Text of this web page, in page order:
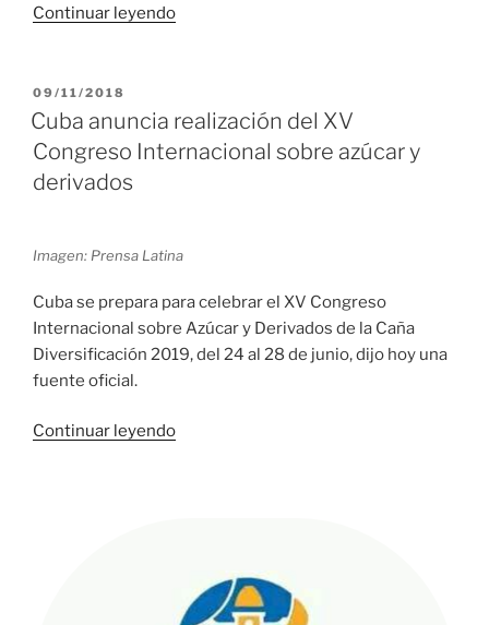
Continuar leyendo«Asisten
a
foro
Unido»
PUBLICADO
EL
09/11/2018
Cuba anuncia realización del XV
Congreso Internacional sobre azúcar y
derivados
Imagen: Prensa Latina
Cuba se prepara para celebrar el XV Congreso
Internacional sobre Azúcar y Derivados de la Caña
Diversificación 2019, del 24 al 28 de junio, dijo hoy una
fuente oficial.
Continuar leyendo«Cuba
Internacional
sobre